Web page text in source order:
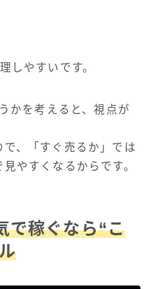
しやすいです。
かを考えると、視点が
、「すぐ売るか」では
やすくなるからです。
稼ぐなら“こ